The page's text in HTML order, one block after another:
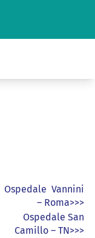
Ospedale Vannini
– Roma>>>
Ospedale San
Camillo – TN>>>